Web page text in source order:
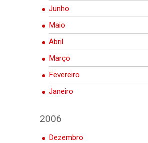
Junho
Maio
Abril
Março
Fevereiro
Janeiro
2006
Dezembro